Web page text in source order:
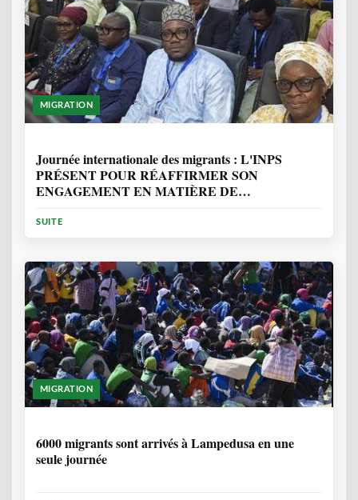
MIGRATION
Journée internationale des migrants : L'INPS
PRÉSENT POUR RÉAFFIRMER SON
ENGAGEMENT EN MATIÈRE DE
SUITE
MIGRATION
6000 migrants sont arrivés à Lampedusa en une
seule journée